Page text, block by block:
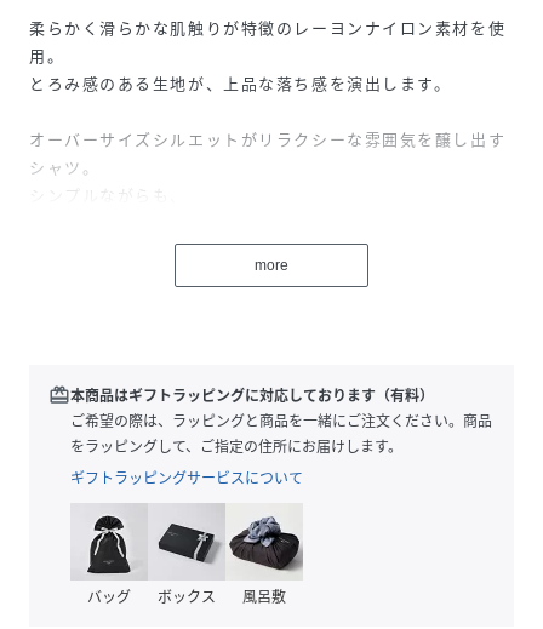
柔らかく滑らかな肌触りが特徴のレーヨンナイロン素材を使
用。
とろみ感のある生地が、上品な落ち感を演出します。
オーバーサイズシルエットがリラクシーな雰囲気を醸し出す
シャツ。
シンプルながらも、
羽織としても使えるので、
レイヤードスタイルにも活躍します。
【注意事項】
※商品画像は、光の当たり具合やパソコンなどの閲覧環境に
more
redeem本商品はギフトラッピングに対応しております（有料）
ご希望の際は、ラッピングと商品を一緒にご注文ください。商品
をラッピングして、ご指定の住所にお届けします。
ギフトラッピングサービスについて
バッグ ボックス 風呂敷